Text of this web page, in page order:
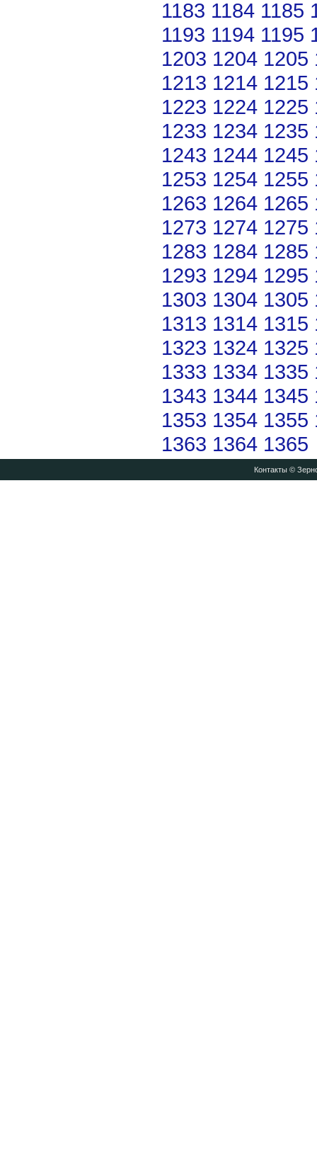
1183 1184 1185
1193 1194 1195
1203 1204 1205
1213 1214 1215
1223 1224 1225
1233 1234 1235
1243 1244 1245
1253 1254 1255
1263 1264 1265
1273 1274 1275
1283 1284 1285
1293 1294 1295
1303 1304 1305
1313 1314 1315
1323 1324 1325
1333 1334 1335
1343 1344 1345
1353 1354 1355
1363 1364 1365
Контакты©